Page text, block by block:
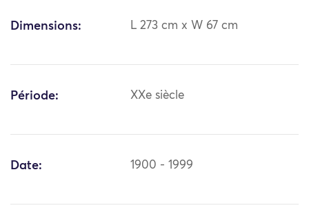
Dimensions: L 273 cm x W 67 cm
Période: XXe siècle
Date: 1900 - 1999